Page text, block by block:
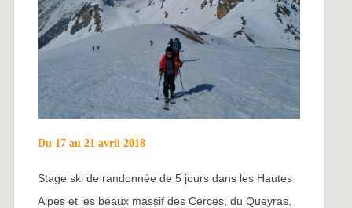
Du 17 au 21 avril 2018
Stage ski de randonnée de 5 jours dans les Hautes
Alpes et les beaux massif des Cerces, du Queyras,